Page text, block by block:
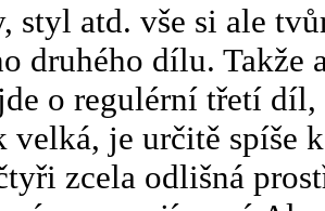
styl atd. vše si ale
druhého dílu. Takže
o regulérní třetí
velká, je určitě spíše
zcela odlišná